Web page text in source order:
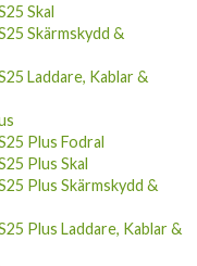
Skal
Skärmskydd &
Laddare, Kablar &
Plus Fodral
Plus Skal
Plus Skärmskydd &
Plus Laddare, Kablar &